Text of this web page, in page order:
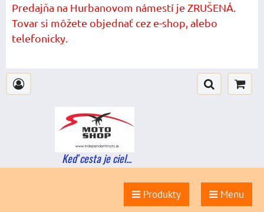
Predajňa na Hurbanovom námestí je ZRUŠENÁ.
Tovar si môžete objednať cez e-shop, alebo
telefonicky.
Keď cesta je ciel...
Produkty Menu